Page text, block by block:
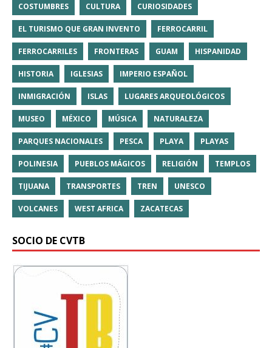
COSTUMBRES CULTURA CURIOSIDADES
EL TURISMO QUE GRAN INVENTO FERROCARRIL
FERROCARRILES FRONTERAS GUAM HISPANIDAD
HISTORIA IGLESIAS IMPERIO ESPAÑOL
INMIGRACIÓN ISLAS LUGARES ARQUEOLÓGICOS
MUSEO MÉXICO MÚSICA NATURALEZA
PARQUES NACIONALES PESCA PLAYA PLAYAS
POLINESIA PUEBLOS MÁGICOS RELIGIÓN TEMPLOS
TIJUANA TRANSPORTES TREN UNESCO
VOLCANES WEST AFRICA ZACATECAS
SOCIO DE CVTB